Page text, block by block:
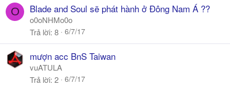
O Blade and Soul sẽ phát hành ở Đông Nam Á ??
o0oNHMo0o
Trả lời 8 6/7/17
mượn acc BnS Taiwan
vuATULA
Trả lời 2 6/7/17